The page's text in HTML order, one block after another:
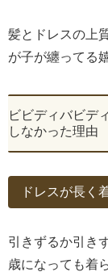
髪とドレスの上
が子が纏ってる
ビビディバビデ
しなかった理由
ドレスが長く
引きずるか引き
歳になっても着